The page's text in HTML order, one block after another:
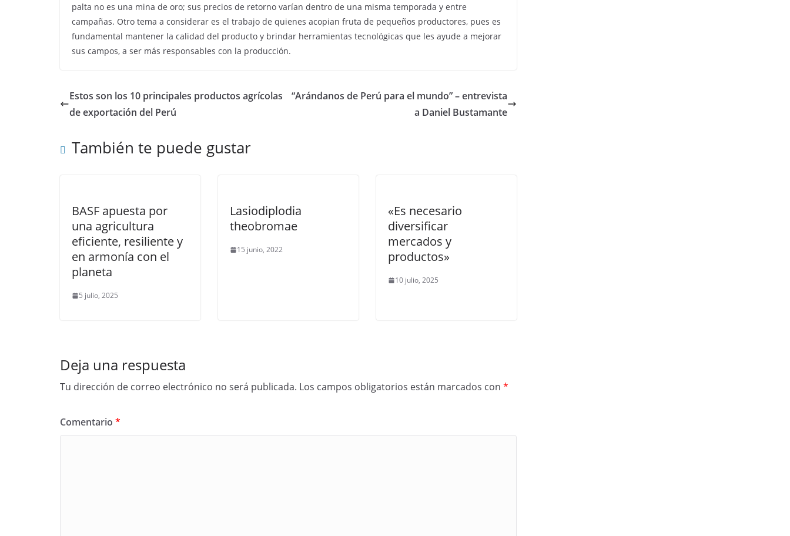
palta no es una mina de oro; sus precios de retorno varían dentro de una misma temporada y entre
campañas. Otro tema a considerar es el trabajo de quienes acopian fruta de pequeños productores, pues es
fundamental mantener la calidad del producto y brindar herramientas tecnológicas que les ayude a mejorar
sus campos, a ser más responsables con la producción.
Estos son los 10 principales productos agrícolas
de exportación del Perú
“Arándanos de Perú para el mundo” – entrevista
a Daniel Bustamante
También te puede gustar
BASF apuesta por
una agricultura
eficiente, resiliente y
en armonía con el
planeta
5 julio, 2025
Lasiodiplodia
theobromae
15 junio, 2022
«Es necesario
diversificar
mercados y
productos»
10 julio, 2025
Deja una respuesta
Tu dirección de correo electrónico no será publicada. Los campos obligatorios están marcados con *
Comentario *